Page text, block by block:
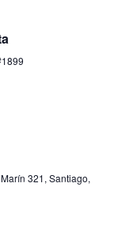
Marín 321, Santiago,